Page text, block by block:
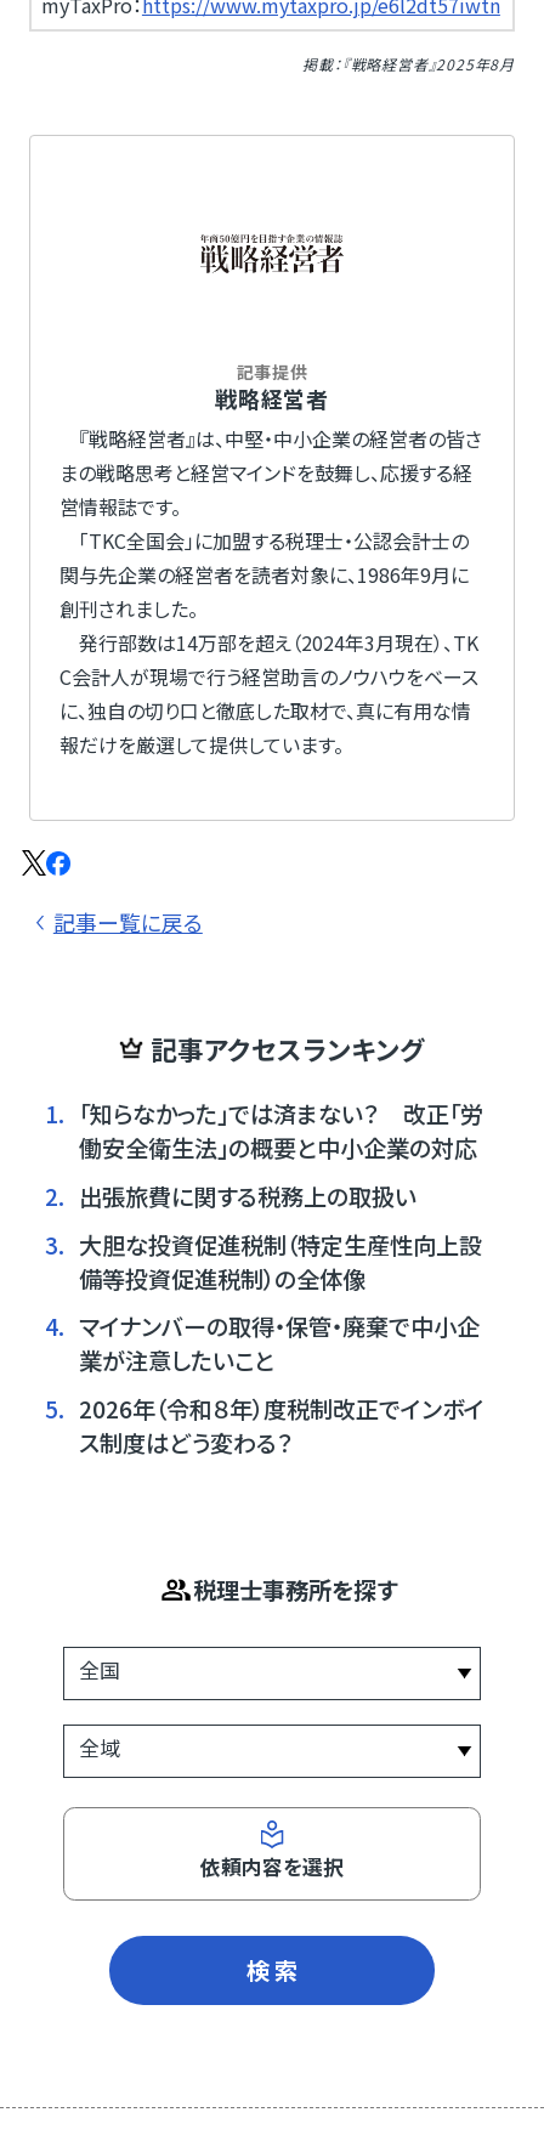
掲載：『戦略経営者』2025年8月
記事提供
戦略経営者
『戦略経営者』は、中堅・中小企業の経営者の皆さ
まの戦略思考と経営マインドを鼓舞し、応援する経
営情報誌です。
「TKC全国会」に加盟する税理士・公認会計士の
関与先企業の経営者を読者対象に、1986年9月に
創刊されました。
発行部数は14万部を超え（2024年3月現在）、TK
C会計人が現場で行う経営助言のノウハウをベース
に、独自の切り口と徹底した取材で、真に有用な情
報だけを厳選して提供しています。
記事ー覧に戻る
記事アクセスランキング
1. 「知らなかった」では済まない？ 改正「労
働安全衛生法」の概要と中小企業の対応
2. 出張旅費に関する税務上の取扱い
3. 大胆な投資促進税制（特定生産性向上設
備等投資促進税制）の全体像
4. マイナンバーの取得・保管・廃棄で中小企
業が注意したいこと
5. 2026年（令和８年）度税制改正でインボイ
ス制度はどう変わる？
税理士事務所を探す
依頼内容を選択
検 索